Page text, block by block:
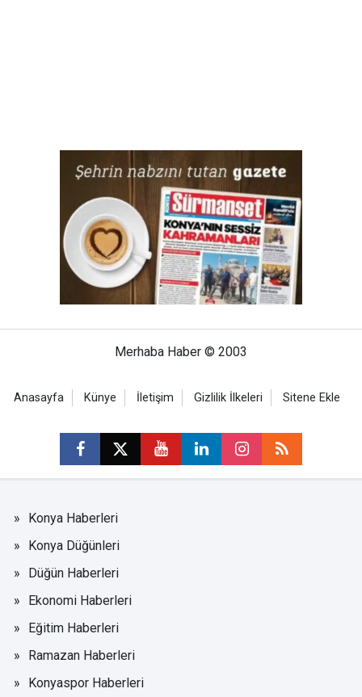
Merhaba Haber © 2003
Anasayfa Künye İletişim Gizlilik İlkeleri Sitene Ekle
Konya Haberleri
Konya Düğünleri
Düğün Haberleri
Ekonomi Haberleri
Eğitim Haberleri
Ramazan Haberleri
Konyaspor Haberleri